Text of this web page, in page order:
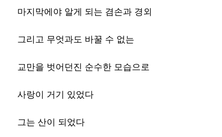
마지막에야 알게 되는 겸손과 경외
그리고 무엇과도 바꿀 수 없는
교만을 벗어던진 순수한 모습으로
사랑이 거기 있었다
그는 산이 되었다